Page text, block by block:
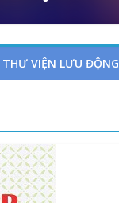
THƯ VIỆN LƯU ĐỘNG